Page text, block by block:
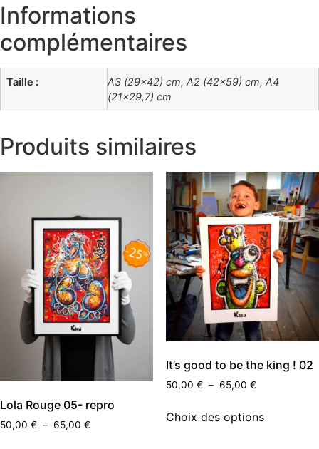
Informations
complémentaires
Taille :
A3 (29×42) cm, A2 (42×59) cm, A4
(21×29,7) cm
Produits similaires
Lola Rouge 05- repro
50,00 € – 65,00 €
It’s good to be the king ! 02
50,00 € – 65,00 €
Choix des options